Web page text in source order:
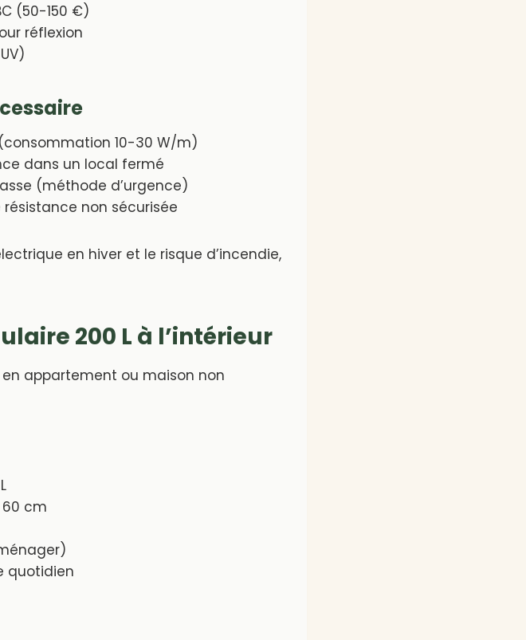
(50-150 €)
réflexion
10-30 W/m)
dans un local fermé
(méthode d’urgence)
non sécurisée
en hiver et le risque d’incendie,
200 L à l’intérieur
appartement ou maison non
cm
quotidien